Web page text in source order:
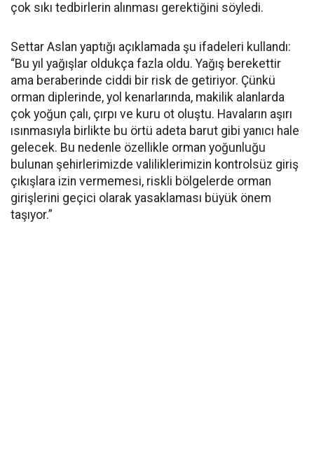
çok sıkı tedbirlerin alınması gerektiğini söyledi.
Settar Aslan yaptığı açıklamada şu ifadeleri kullandı:
“Bu yıl yağışlar oldukça fazla oldu. Yağış berekettir
ama beraberinde ciddi bir risk de getiriyor. Çünkü
orman diplerinde, yol kenarlarında, makilik alanlarda
çok yoğun çalı, çırpı ve kuru ot oluştu. Havaların aşırı
ısınmasıyla birlikte bu örtü adeta barut gibi yanıcı hale
gelecek. Bu nedenle özellikle orman yoğunluğu
bulunan şehirlerimizde valiliklerimizin kontrolsüz giriş
çıkışlara izin vermemesi, riskli bölgelerde orman
girişlerini geçici olarak yasaklaması büyük önem
taşıyor.”